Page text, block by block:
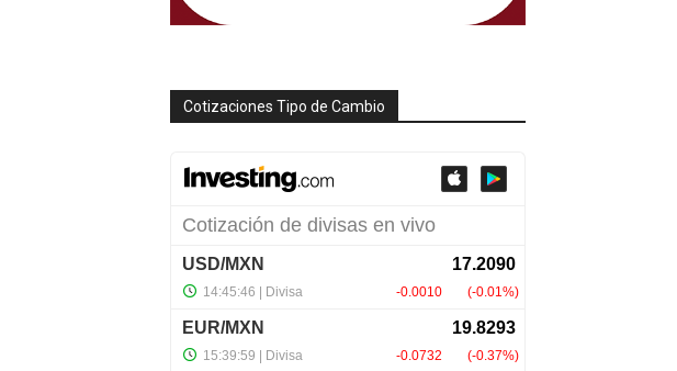
Cotizaciones Tipo de Cambio